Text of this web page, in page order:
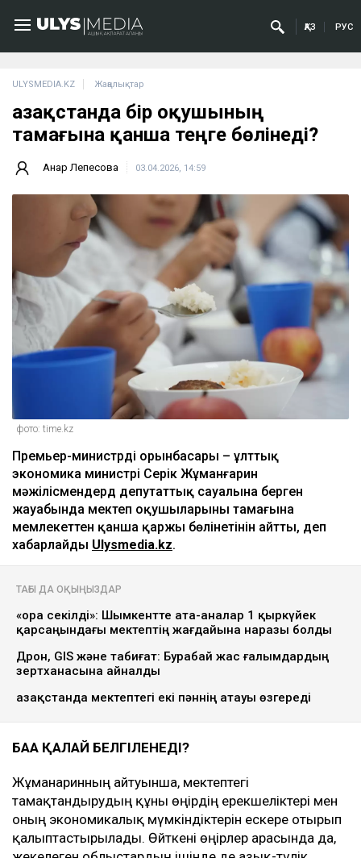
ҚАЗ РУС
ULYSMEDIA.KZ Жаңалықтар
Қазақстанда бір оқушының
тамағына қанша теңге бөлінеді?
Анар Лепесова 03.04.2026, 14:59
фото: time.kz
Премьер-министрдің орынбасары – ұлттық
экономика министрі Серік Жұманғарин
мәжілісмендердң депутаттық сауалына берген
жауабында мектеп оқушыларының тамағына
мемлекеттен қанша қаржы бөлінетінін айтты, деп
хабарлайды Ulysmedia.kz.
ТАҒЫ ДА ОҚЫҢЫЗДАР
«Қора секілді»: Шымкентте ата-аналар 1 қыркүйек
қарсаңындағы мектептің жағдайына наразы болды
Дрон, GIS және табиғат: Бурабай жас ғалымдардың
зертханасына айналды
Қазақстанда мектептегі екі пәннің атауы өзгереді
БАҒА ҚАЛАЙ БЕЛГІЛЕНЕДІ?
Жұманғаринның айтуынша, мектептегі
тамақтандырудың құны өңірдің ерекшеліктері мен
оның экономикалық мүмкіндіктерін ескере отырып
қалыптастырылады. Өйткені өңірлер арасында да,